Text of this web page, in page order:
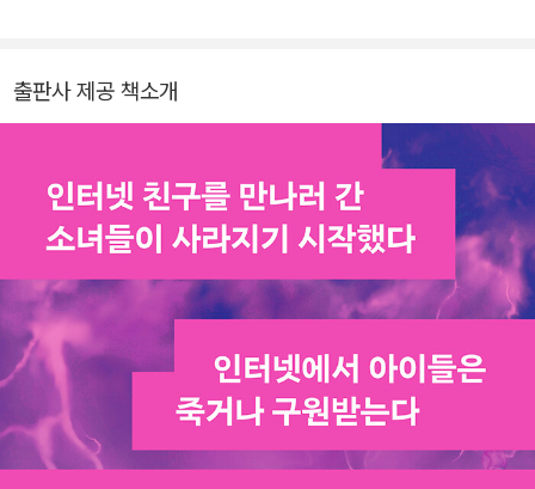
시리즈 부문 작품상 등 5개 부문을 석권했고, 넷플릭스를 통해 190
여 개국에 스트리밍되어 많은 찬사를 받았다. 현재 한국어판 넷플릭
스를 통해서도 시청할 수 있다. 이 밖에 장편소설 『우리에겐 비밀이
없다』, 『상류아이』, 『죽음의 로그인』, 『소녀들은 도착하지 않았다. 산
문집 『그런데 난 그냥 싫은데』 등을 썼다. 놀라움과 재미를 느끼면서
출판사 제공 책소개